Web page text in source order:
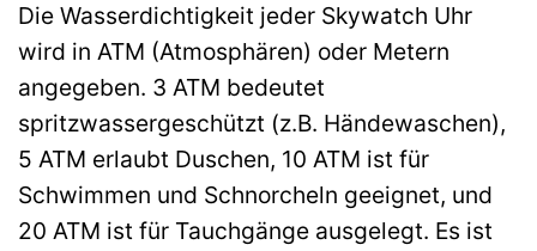
Die Wasserdichtigkeit jeder Skywatch Uhr
wird in ATM (Atmosphären) oder Metern
angegeben. 3 ATM bedeutet
spritzwassergeschützt (z.B. Händewaschen),
5 ATM erlaubt Duschen, 10 ATM ist für
Schwimmen und Schnorcheln geeignet, und
20 ATM ist für Tauchgänge ausgelegt. Es ist